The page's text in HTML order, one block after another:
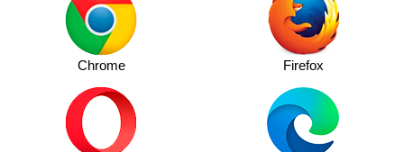
Chrome Firefox